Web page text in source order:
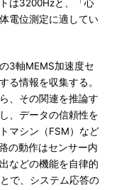
は3200Hzと、「心
電位測定に適してい
3軸MEMS加速度セ
る情報を収集する。
、その関連を推論す
、データの信頼性を
マシン（FSM）など
の動作はセンサー内
などの機能を自律的
で、システム応答の